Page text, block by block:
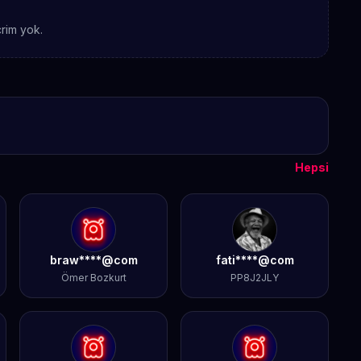
yok.
Hepsi
braw****@com
Ömer Bozkurt
fati****@com
PP8J2JLY